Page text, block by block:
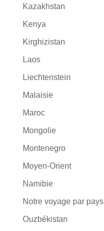
Kazakhstan
Kenya
Kirghizistan
Laos
Liechtenstein
Malaisie
Maroc
Mongolie
Montenegro
Moyen-Orient
Namibie
Notre voyage par pays
Ouzbékistan